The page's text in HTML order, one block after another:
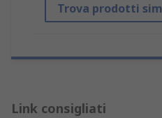
Trova prodotti
Link consigliati